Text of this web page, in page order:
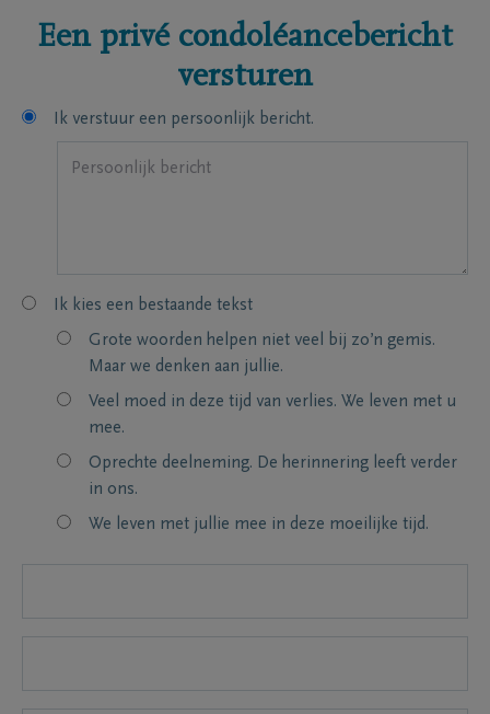
Een privé condoléancebericht
versturen
Ik verstuur een persoonlijk bericht.
Ik kies een bestaande tekst
Grote woorden helpen niet veel bij zo’n gemis.
Maar we denken aan jullie.
Veel moed in deze tijd van verlies. We leven met u
mee.
Oprechte deelneming. De herinnering leeft verder
in ons.
We leven met jullie mee in deze moeilijke tijd.